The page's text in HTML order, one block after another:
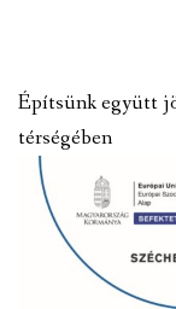
Építsünk együtt
térségében